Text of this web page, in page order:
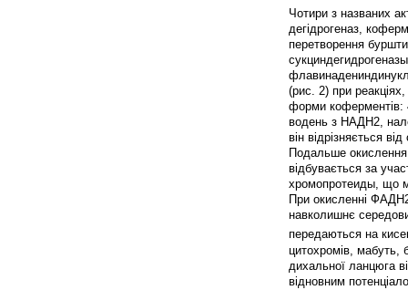
Чотири з названих
дегідрогеназ,
перетворення
(рис. 2) при
форми коферментів:
водень з НАДН2,
він відрізняється
Подальше
відбувається за
хромопротеиды, що
При окисленні
навколишнє
передаються на
цитохромів,
дихальної ланцюга
відновним